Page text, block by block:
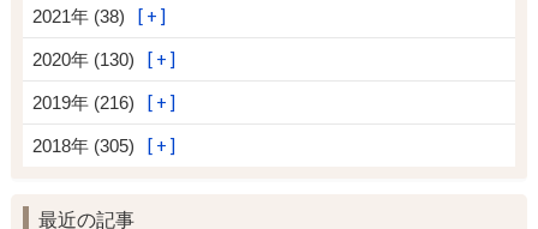
2021年 (38)
2020年 (130)
2019年 (216)
2018年 (305)
最近の記事